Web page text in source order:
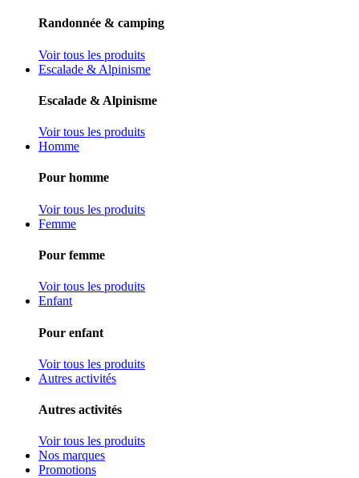
Randonnée & camping
Voir tous les produits
Escalade & Alpinisme
Escalade & Alpinisme
Voir tous les produits
Homme
Pour homme
Voir tous les produits
Femme
Pour femme
Voir tous les produits
Enfant
Pour enfant
Voir tous les produits
Autres activités
Autres activités
Voir tous les produits
Nos marques
Promotions